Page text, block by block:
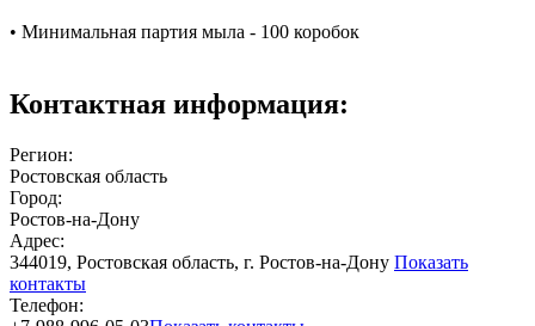
• Минимальная партия мыла - 100 коробок
Контактная информация:
Регион:
Ростовская область
Город:
Ростов-на-Дону
Адрес:
344019, Ростовская область, г. Ростов-на-Дону Показать
контакты
Телефон: